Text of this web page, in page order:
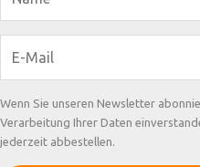
Wenn Sie unseren Newsletter
Verarbeitung Ihrer Daten
jederzeit abbestellen.